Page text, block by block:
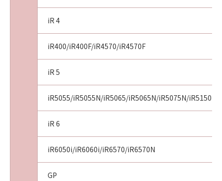
iR 4
iR400/iR400F/iR4570/iR4570F
iR 5
iR5055/iR5055N/iR5065/iR5065N/iR5075N/iR5150i/
iR 6
iR6050i/iR6060i/iR6570/iR6570N
GP